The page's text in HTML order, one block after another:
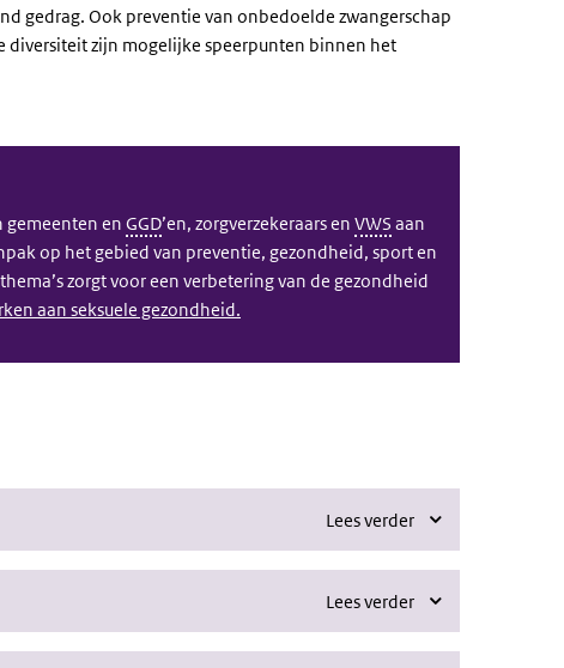
gedrag. Ook preventie van onbedoelde zwangerschap
diversiteit zijn mogelijke speerpunten binnen het
gemeenten en GGD’en, zorgverzekeraars en VWS aan
op het gebied van preventie, gezondheid, sport en
zorgt voor een verbetering van de gezondheid
aan seksuele gezondheid.
Lees verder
Lees verder